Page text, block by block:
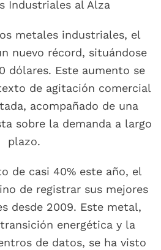
Industriales al Alza
metales industriales, el
nuevo récord, situándose
dólares. Este aumento se
de agitación comercial
acompañado de una
sobre la demanda a largo
plazo.
de casi 40% este año, el
de registrar sus mejores
desde 2009. Este metal,
energética y la
de datos, se ha visto